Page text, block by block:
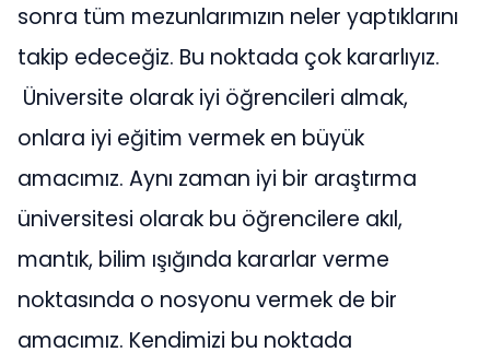
sonra tüm mezunlarımızın neler yaptıklarını
takip edeceğiz. Bu noktada çok kararlıyız.
Üniversite olarak iyi öğrencileri almak,
onlara iyi eğitim vermek en büyük
amacımız. Aynı zaman iyi bir araştırma
üniversitesi olarak bu öğrencilere akıl,
mantık, bilim ışığında kararlar verme
noktasında o nosyonu vermek de bir
amacımız. Kendimizi bu noktada